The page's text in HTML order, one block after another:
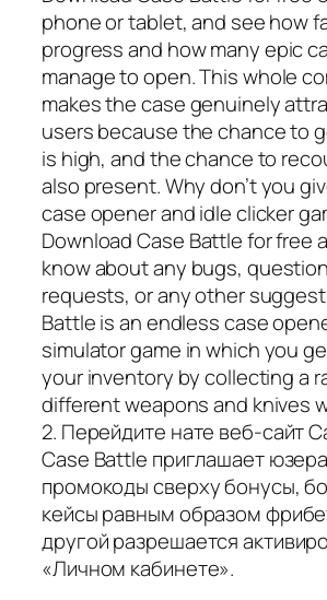
phone or tablet, and see how
progress and how many epic
manage to open. This whole
makes the case genuinely
users because the chance to
is high, and the chance to
also present. Why don’t you
case opener and idle clicker
Download Case Battle for free
know about any bugs,
requests, or any other
Battle is an endless case
simulator game in which you
your inventory by collecting a
different weapons and knives
2. Перейдите нате веб-сайт
Case Battle приглашает
промокоды сверху бонусы,
кейсы равным образом
другой разрешается
«Личном кабинете».